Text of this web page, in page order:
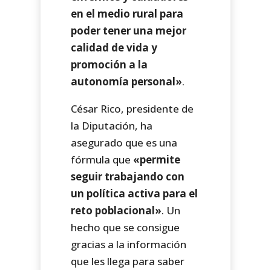
en el medio rural para
poder tener una mejor
calidad de vida y
promoción a la
autonomía personal».
César Rico, presidente de
la Diputación, ha
asegurado que es una
fórmula que «permite
seguir trabajando con
un política activa para el
reto poblacional». Un
hecho que se consigue
gracias a la información
que les llega para saber